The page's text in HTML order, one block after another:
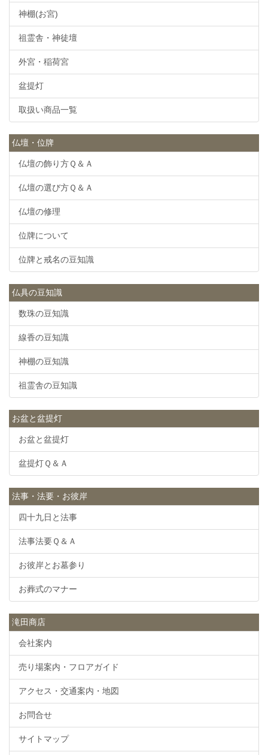
神棚(お宮)
祖霊舎・神徒壇
外宮・稲荷宮
盆提灯
取扱い商品一覧
仏壇・位牌
仏壇の飾り方Ｑ＆Ａ
仏壇の選び方Ｑ＆Ａ
仏壇の修理
位牌について
位牌と戒名の豆知識
仏具の豆知識
数珠の豆知識
線香の豆知識
神棚の豆知識
祖霊舎の豆知識
お盆と盆提灯
お盆と盆提灯
盆提灯Ｑ＆Ａ
法事・法要・お彼岸
四十九日と法事
法事法要Ｑ＆Ａ
お彼岸とお墓参り
お葬式のマナー
滝田商店
会社案内
売り場案内・フロアガイド
アクセス・交通案内・地図
お問合せ
サイトマップ